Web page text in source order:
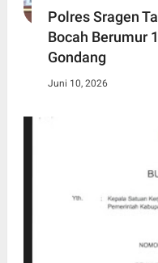
Polres Sragen
Bocah Berumur
Gondang
Juni 10, 2026